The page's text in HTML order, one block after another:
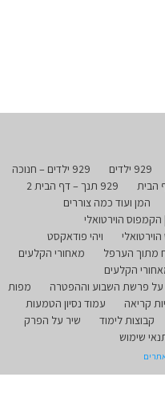
929 ילדים
929 ילדים – חנוכה
929 תנך – דף הבית 2
המן ועוד כמה צוררים
הוירטואלי
ויהי פודאקסט
מתוך הערפל
מאחורי הקלעים
הקלעים
על פרשת השבוע וההפטרה
מפות
קריאה
עמוד נסיון הטמעות
קבוצות לימוד
שיר על הפרק
שימוש